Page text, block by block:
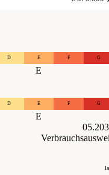
D E F G
E
D E F G
E